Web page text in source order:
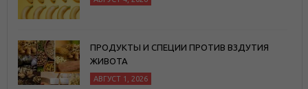
ПРОДУКТЫ И СПЕЦИИ ПРОТИВ ВЗДУТИЯ
ЖИВОТА
АВГУСТ 1, 2026